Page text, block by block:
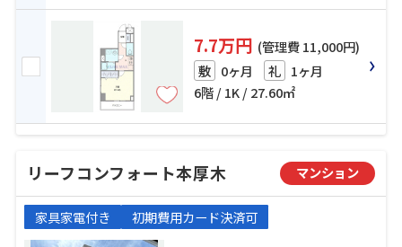
7.7万円 (管理費 11,000円)
敷 0ヶ月 礼 1ヶ月
6階 / 1K / 27.60㎡
リーフコンフォート本厚木 マンション
家具家電付き 初期費用カード決済可